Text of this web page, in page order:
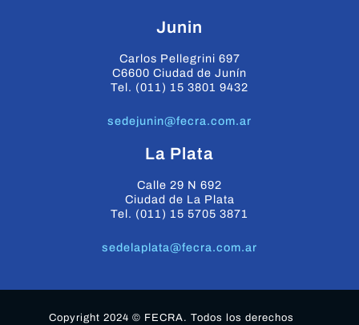
Junin
Carlos Pellegrini 697
C6600 Ciudad de Junín
Tel. (011) 15 3801 9432
sedejunin@fecra.com.ar
La Plata
Calle 29 N 692
Ciudad de La Plata
Tel. (011) 15 5705 3871
sedelaplata@fecra.com.ar
Copyright 2024 © FECRA. Todos los derechos